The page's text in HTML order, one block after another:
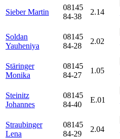
Sieber Martin
08145
84-38
2.14
Soldan
Yauheniya
08145
84-28
2.02
Stäringer
Monika
08145
84-27
1.05
Steinitz
Johannes
08145
84-40
E.01
Straubinger
Lena
08145
84-29
2.04